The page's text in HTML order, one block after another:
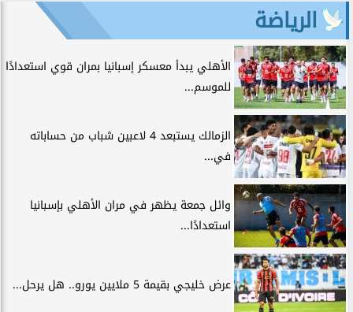
الرياضة
الأهلي يبدأ معسكر إسبانيا بمران قوي استعدادًا
للموسم...
الزمالك يستبعد 4 لاعبين شباب من حساباته
في...
وائل جمعة يظهر في مران الأهلي بإسبانيا
استعدادًا...
عرض خليجي بقيمة 5 ملايين يورو.. هل يرحل...